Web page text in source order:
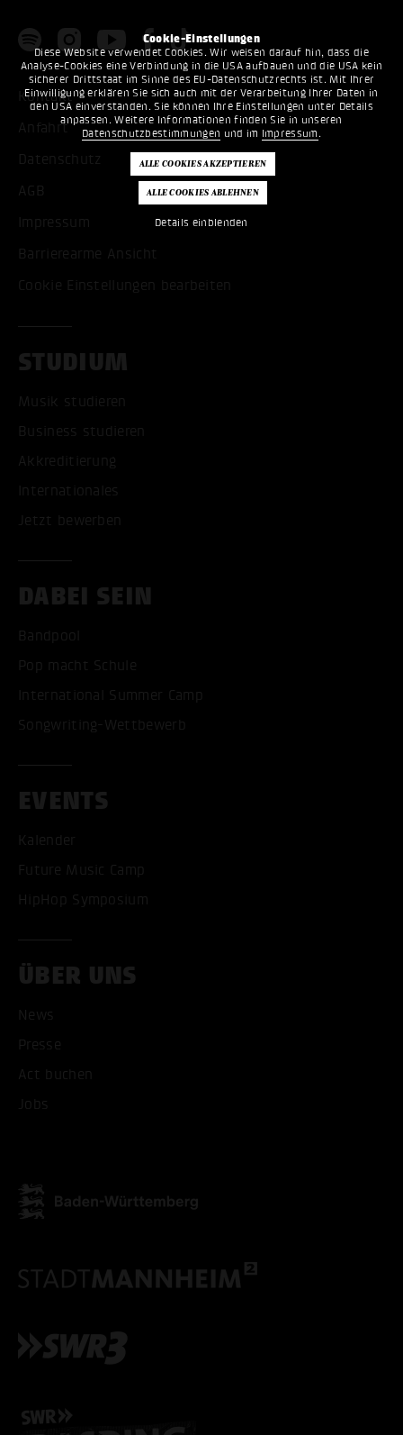
Cookie-Einstellungen
Diese Website verwendet Cookies. Wir weisen darauf hin, dass die
Analyse-Cookies eine Verbindung in die USA aufbauen und die USA kein
sicherer Drittstaat im Sinne des EU-Datenschutzrechts ist. Mit Ihrer
Einwilligung erklären Sie sich auch mit der Verarbeitung Ihrer Daten in
den USA einverstanden. Sie können Ihre Einstellungen unter Details
anpassen. Weitere Informationen finden Sie in unseren
Datenschutzbestimmungen und im Impressum .
Details einblenden
Kontakt
Anfahrt
Datenschutz
AGB
Impressum
Barrierearme Ansicht
Cookie Einstellungen bearbeiten
STUDIUM
Musik studieren
Business studieren
Akkreditierung
Internationales
Jetzt bewerben
DABEI SEIN
Bandpool
Pop macht Schule
International Summer Camp
Songwriting-Wettbewerb
EVENTS
Kalender
Future Music Camp
HipHop Symposium
ÜBER UNS
News
Presse
Act buchen
Jobs